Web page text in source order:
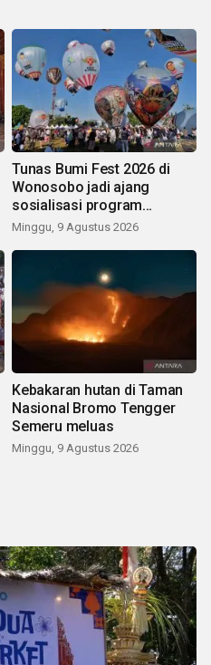
Tunas Bumi Fest 2026 di
Wonosobo jadi ajang
sosialisasi program
pemerintah lewat balon
Minggu, 9 Agustus 2026
Kebakaran hutan di Taman
Nasional Bromo Tengger
Semeru meluas
Minggu, 9 Agustus 2026